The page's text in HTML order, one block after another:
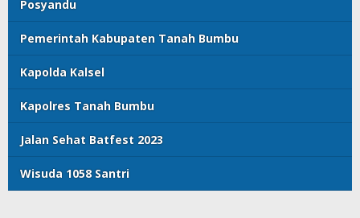
Posyandu
Pemerintah Kabupaten Tanah Bumbu
Kapolda Kalsel
Kapolres Tanah Bumbu
Jalan Sehat Batfest 2023
Wisuda 1058 Santri